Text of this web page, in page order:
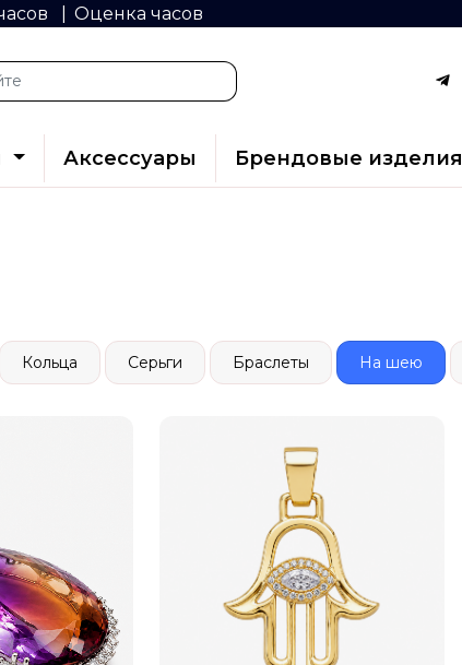
Оценка часов
Аксессуары Брендовые изделия
Кольца Серьги Браслеты На шею